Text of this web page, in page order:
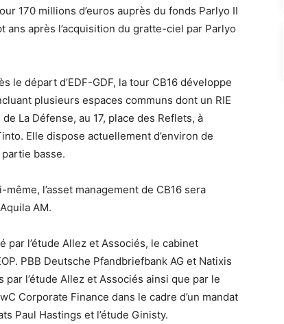
170 millions d’euros auprès du fonds Parlyo II
après l’acquisition du gratte-ciel par Parlyo
le départ d’EDF-GDF, la tour CB16 développe
plusieurs espaces communs dont un RIE
La Défense, au 17, place des Reflets, à
Elle dispose actuellement d’environ de
basse.
l’asset management de CB16 sera
AM.
par l’étude Allez et Associés, le cabinet
PBB Deutsche Pfandbriefbank AG et Natixis
l’étude Allez et Associés ainsi que par le
Corporate Finance dans le cadre d’un mandat
Paul Hastings et l’étude Ginisty.